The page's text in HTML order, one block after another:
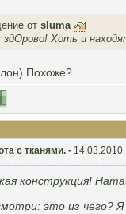
от sluma
Хоть и
Похоже?
с тканями. -
конструкция!
это из чего?